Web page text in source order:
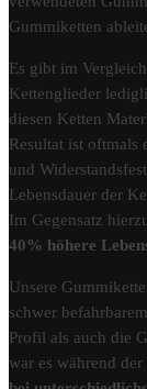
Gummiketten
Es gibt im
Kettenglieder
diesen Ketten
Resultat ist oftmals
und
Lebensdauer der
Im Gegensatz
40% höhere
Unsere
schwer
Profil als auch die
war es während